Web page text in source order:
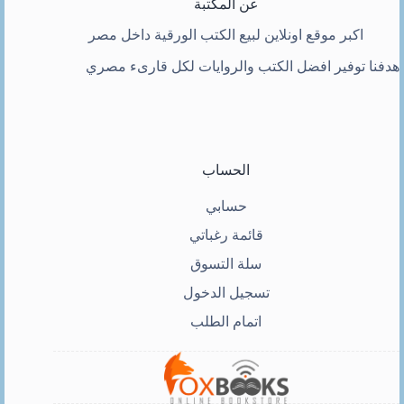
عن المكتبة
اكبر موقع اونلاين لبيع الكتب الورقية داخل مصر
هدفنا توفير افضل الكتب والروايات لكل قارىء مصري
الحساب
حسابي
قائمة رغباتي
سلة التسوق
تسجيل الدخول
اتمام الطلب